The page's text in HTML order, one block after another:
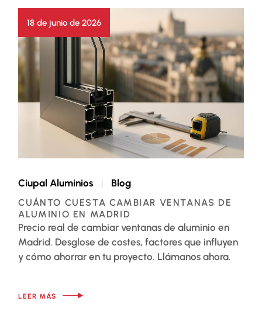
18 de junio de 2026
Ciupal Aluminios Blog
CUÁNTO CUESTA CAMBIAR VENTANAS DE
ALUMINIO EN MADRID
Precio real de cambiar ventanas de aluminio en
Madrid. Desglose de costes, factores que influyen
y cómo ahorrar en tu proyecto. Llámanos ahora.
LEER MÁS